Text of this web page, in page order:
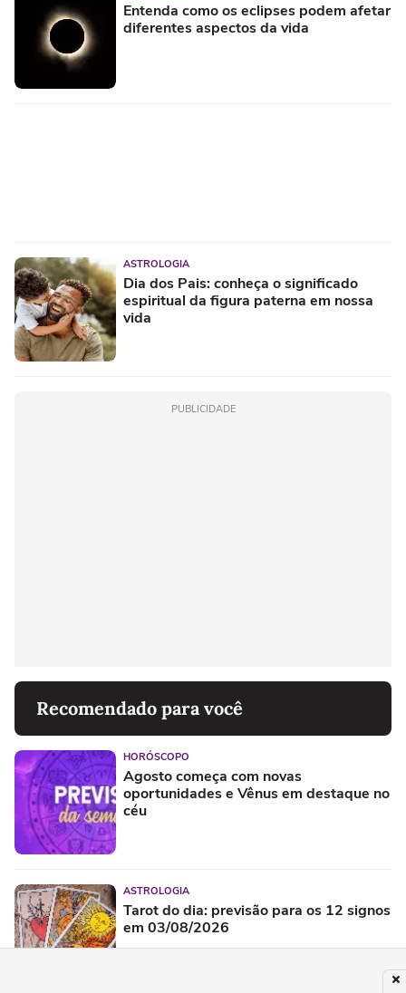
Entenda como os eclipses podem afetar
diferentes aspectos da vida
ASTROLOGIA
Dia dos Pais: conheça o significado
espiritual da figura paterna em nossa
vida
PUBLICIDADE
Recomendado para você
HORÓSCOPO
Agosto começa com novas
oportunidades e Vênus em destaque no
céu
ASTROLOGIA
Tarot do dia: previsão para os 12 signos
em 03/08/2026